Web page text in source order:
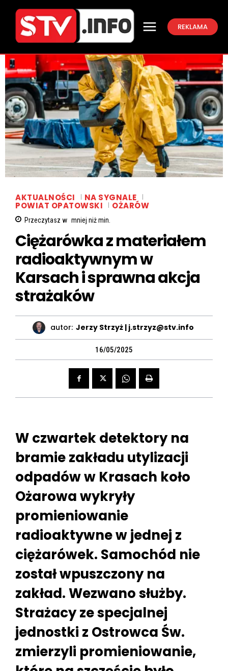
REKLAMA
AKTUALNOŚCI NA SYGNALE
POWIAT OPATOWSKI OŻARÓW
Przeczytasz w mniej niżmin.
Ciężarówka z materiałem
radioaktywnym w
Karsach i sprawna akcja
strażaków
autor: Jerzy Strzyż | j.strzyz@stv.info
16/05/2025
W czwartek detektory na
bramie zakładu utylizacji
odpadów w Krasach koło
Ożarowa wykryły
promieniowanie
radioaktywne w jednej z
ciężarówek. Samochód nie
został wpuszczony na
zakład. Wezwano służby.
Strażacy ze specjalnej
jednostki z Ostrowca Św.
zmierzyli promieniowanie,